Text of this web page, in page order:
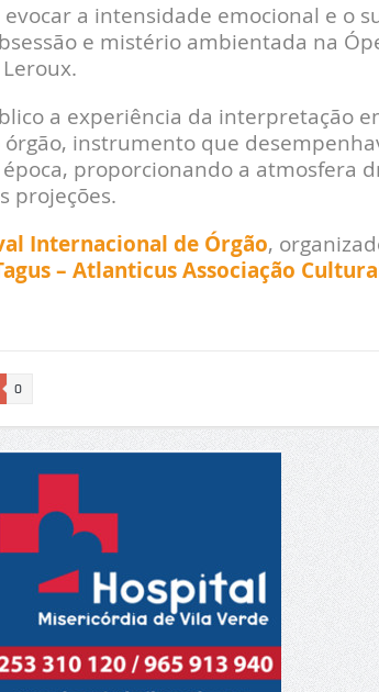
a intensidade emocional e o
e mistério ambientada na
a experiência da interpretação
instrumento que
proporcionando a atmosfera
projeções.
Internacional de Órgão,
– Atlanticus Associação
0